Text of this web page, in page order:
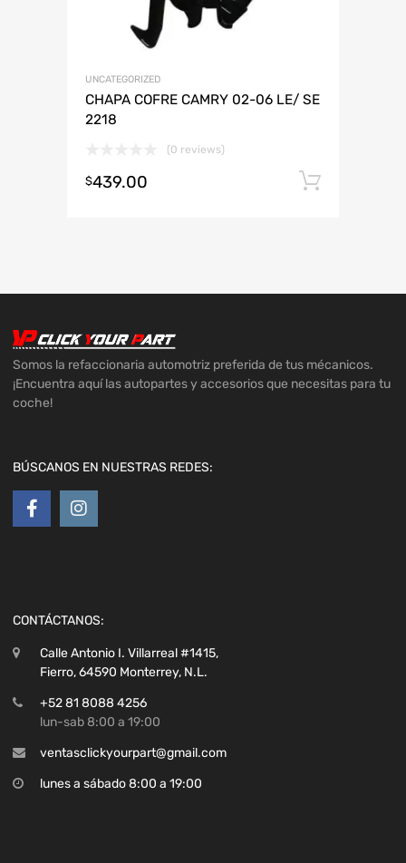
UNCATEGORIZED
CHAPA COFRE CAMRY 02-06 LE/ SE
2218
(0 reviews)
$439.00
Somos la refaccionaria automotriz preferida de tus mécanicos.
¡Encuentra aquí las autopartes y accesorios que necesitas para tu
coche!
BÚSCANOS EN NUESTRAS REDES:
CONTÁCTANOS:
Calle Antonio I. Villarreal #1415,
Fierro, 64590 Monterrey, N.L.
+52 81 8088 4256
lun-sab 8:00 a 19:00
ventasclickyourpart@gmail.com
lunes a sábado 8:00 a 19:00